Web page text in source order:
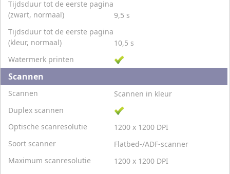
Tijdsduur tot de eerste pagina
(zwart, normaal)
9,5 s
Tijdsduur tot de eerste pagina
(kleur, normaal)
10,5 s
Watermerk printen
Scannen
Scannen
Scannen in kleur
Duplex scannen
Optische scanresolutie
1200 x 1200 DPI
Soort scanner
Flatbed-/ADF-scanner
Maximum scanresolutie
1200 x 1200 DPI